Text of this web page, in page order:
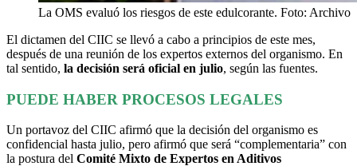
La OMS evaluó los riesgos de este edulcorante. Foto: Archivo
El dictamen del CIIC se llevó a cabo a principios de este mes,
después de una reunión de los expertos externos del organismo. En
tal sentido, la decisión será oficial en julio, según las fuentes.
PUEDE HABER PROCESOS LEGALES
Un portavoz del CIIC afirmó que la decisión del organismo es
confidencial hasta julio, pero afirmó que será “complementaria” con
la postura del Comité Mixto de Expertos en Aditivos